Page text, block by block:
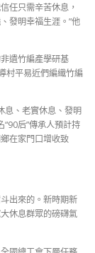
任只需辛苦休息，
發明幸福生涯。”他
遺竹編產學研基
村平易近們編織竹編
息、老實休息、發明
“90后”傳承人預計持
在家門口增收致
出來的。新時期新
休息群眾的磅礴氣